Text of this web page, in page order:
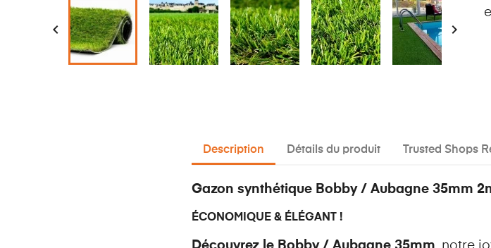
 
Description Détails du produit Trusted Shops
Gazon synthétique Bobby / Aubagne 35mm
ÉCONOMIQUE & ÉLÉGANT !